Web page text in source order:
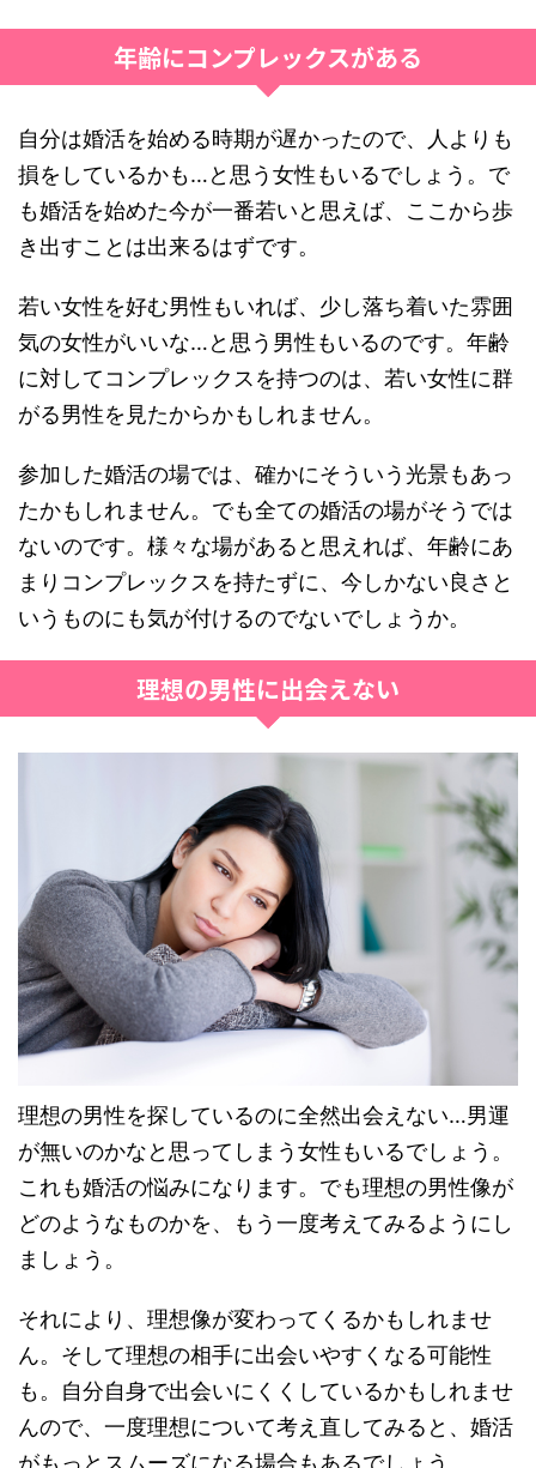
年齢にコンプレックスがある
自分は婚活を始める時期が遅かったので、人よりも
損をしているかも…と思う女性もいるでしょう。で
も婚活を始めた今が一番若いと思えば、ここから歩
き出すことは出来るはずです。
若い女性を好む男性もいれば、少し落ち着いた雰囲
気の女性がいいな…と思う男性もいるのです。年齢
に対してコンプレックスを持つのは、若い女性に群
がる男性を見たからかもしれません。
参加した婚活の場では、確かにそういう光景もあっ
たかもしれません。でも全ての婚活の場がそうでは
ないのです。様々な場があると思えれば、年齢にあ
まりコンプレックスを持たずに、今しかない良さと
いうものにも気が付けるのでないでしょうか。
理想の男性に出会えない
理想の男性を探しているのに全然出会えない…男運
が無いのかなと思ってしまう女性もいるでしょう。
これも婚活の悩みになります。でも理想の男性像が
どのようなものかを、もう一度考えてみるようにし
ましょう。
それにより、理想像が変わってくるかもしれませ
ん。そして理想の相手に出会いやすくなる可能性
も。自分自身で出会いにくくしているかもしれませ
んので、一度理想について考え直してみると、婚活